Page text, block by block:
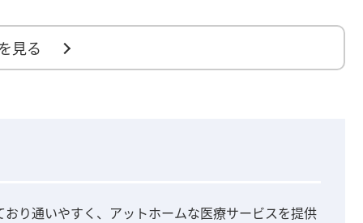
見る
り通いやすく、アットホームな医療サービスを提供